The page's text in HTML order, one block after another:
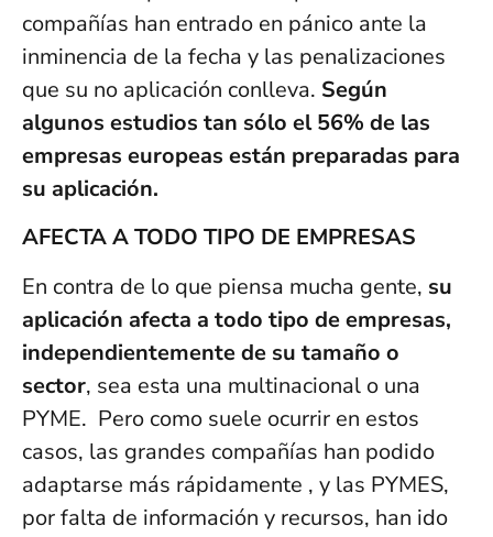
compañías han entrado en pánico ante la
inminencia de la fecha y las penalizaciones
que su no aplicación conlleva. Según
algunos estudios tan sólo el 56% de las
empresas europeas están preparadas para
su aplicación.
AFECTA A TODO TIPO DE EMPRESAS
En contra de lo que piensa mucha gente, su
aplicación afecta a todo tipo de empresas,
independientemente de su tamaño o
sector, sea esta una multinacional o una
PYME. Pero como suele ocurrir en estos
casos, las grandes compañías han podido
adaptarse más rápidamente , y las PYMES,
por falta de información y recursos, han ido